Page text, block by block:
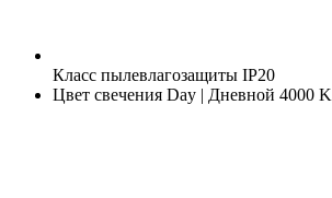
Класс пылевлагозащиты IP20
Цвет свечения Day | Дневной 4000 K